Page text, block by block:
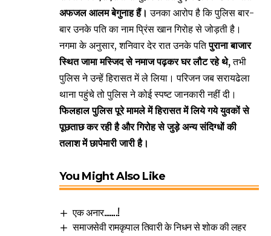
अफजल आलम बेगुनाह हैं। उनका आरोप है कि पुलिस बार-
बार उनके पति का नाम प्रिंस खान गिरोह से जोड़ती है।
नगमा के अनुसार, शनिवार देर रात उनके पतिपुराना बाजार
स्थित जामा मस्जिद से नमाज पढ़कर घर लौट रहे थे,तभी
पुलिस ने उन्हें हिरासत में ले लिया। परिजन जब सरायढेला
थाना पहुंचे तो पुलिस ने कोई स्पष्ट जानकारी नहीं दी।
फिलहाल पुलिस पूरे मामले में हिरासत में लिये गये युवकों से
पूछताछ कर रही है और गिरोह से जुड़े अन्य संदिग्धों की
तलाश में छापेमारी जारी है।
You Might Also Like
एक अनार…….!
समाजसेवी रामकृपाल तिवारी के निधन से शोक की लहर